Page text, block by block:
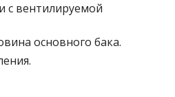
с вентилируемой
основного бака.